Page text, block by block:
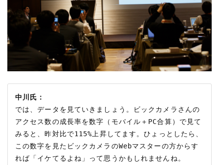
中川氏：
では、データを見ていきましょう。ビックカメラさんの
アクセス数の成長率を数字（モバイル＋PC合算）で見て
みると、昨対比で115%上昇してます。ひょっとしたら、
この数字を見たビックカメラのWebマスターの方からす
れば「イケてるよね」って思うかもしれませんね。